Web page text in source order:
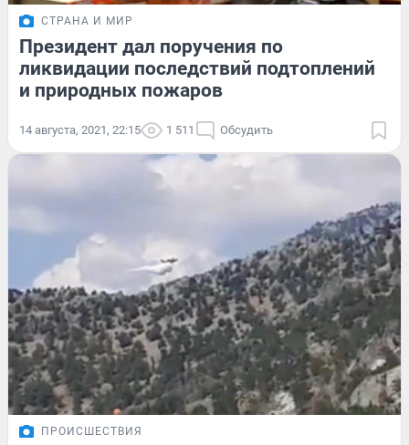
СТРАНА И МИР
Президент дал поручения по
ликвидации последствий подтоплений
и природных пожаров
14 августа, 2021, 22:15 1 511 Обсудить
ПРОИСШЕСТВИЯ